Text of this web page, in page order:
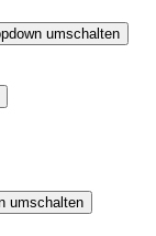
umschalten
umschalten